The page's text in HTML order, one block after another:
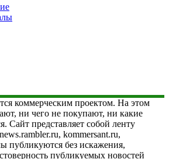
коммерческим проектом. На этом
ни чего не покупают, ни какие
Сайт представляет собой ленту
kommersant.ru,
публикуются без искажения,
публикуемых новостей